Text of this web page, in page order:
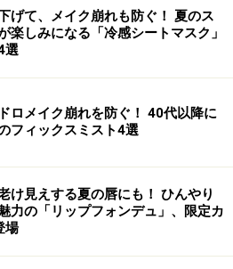
げて、メイク崩れも防ぐ！ 夏のス
楽しみになる「冷感シートマスク」
選
ロメイク崩れを防ぐ！ 40代以降に
フィックスミスト4選
け見えする夏の唇にも！ ひんやり
力の「リップフォンデュ」、限定カ
場